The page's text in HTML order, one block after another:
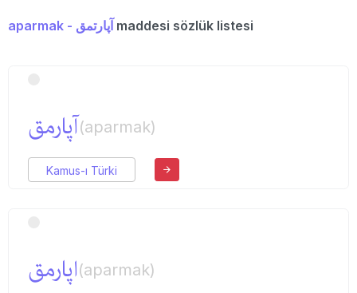
aparmak - آپارتمق maddesi sözlük listesi
آپارمق(aparmak)
Kamus-ı Türki
اپارمق(aparmak)